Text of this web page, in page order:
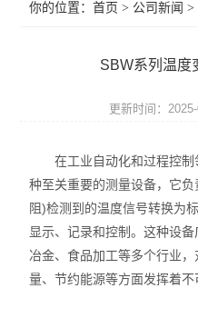
代理品牌
水质分析仪表
电气设备
你的位置：首页 > 公司新闻 >
SBW系列温度
更新时间：
在工业自动化和过程控制
种至关重要的测量设备，它
阻)检测到的温度信号转换为
显示、记录和控制。这种设
冶金、食品加工等多个行业
量、节约能源等方面发挥着不